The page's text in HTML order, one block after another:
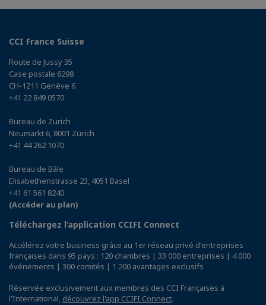
CCI France Suisse
Route de Jussy 35
Case postale 6298
CH-1211 Genève 6
+41 22 849 0570
Bureau de Zurich
Neumarkt 6, 8001 Zürich
+41 44 262 1070
Bureau de Bâle
Elisabethenstrasse 23, 4051 Basel
+41 61 561 8240
(Accéder au plan)
Téléchargez l’application CCIFI Connect
Accélérez votre business grâce au 1er réseau privé d'entreprises
françaises dans 95 pays : 120 chambres | 33 000 entreprises | 4 000
événements | 300 comités | 1 200 avantages exclusifs
Réservée exclusivement aux membres des CCI Françaises à
l'International, découvrez l'app CCIFI Connect.